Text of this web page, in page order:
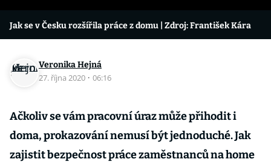
Jak se v Česku rozšířila práce z domu | Zdroj: František Kára
Veronika Hejná
27. října 2020 · 06:16
Ačkoliv se vám pracovní úraz může přihodit i
doma, prokazování nemusí být jednoduché. Jak
zajistit bezpečnost práce zaměstnanců na home